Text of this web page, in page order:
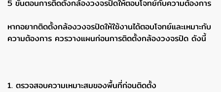
5 ขั้นตอนการติดตั้งกล้องวงจรปิดให้ตอบโจทย์กับความต้องการ
หากอยากติดตั้งกล้องวงจรปิดให้ใช้งานได้ตอบโจทย์และเหมาะกับ
ความต้องการ ควรวางแผนก่อนการติดตั้งกล้องวงจรปิด ดังนี้
1. ตรวจสอบความเหมาะสมของพื้นที่ก่อนติดตั้ง